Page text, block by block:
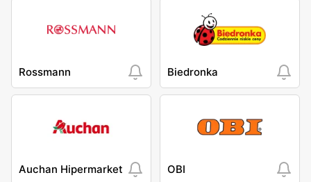
Rossmann Biedronka
Auchan Hipermarket OBI